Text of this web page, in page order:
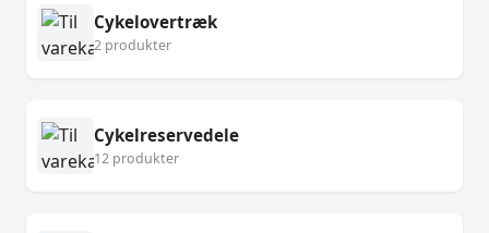
Cykelovertræk
2 produkter
Cykelreservedele
12 produkter